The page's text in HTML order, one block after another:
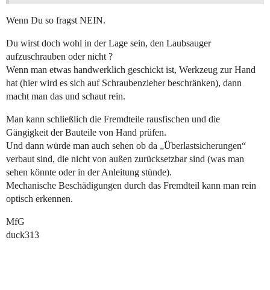
Wenn Du so fragst NEIN.
Du wirst doch wohl in der Lage sein, den Laubsauger
aufzuschrauben oder nicht ?
Wenn man etwas handwerklich geschickt ist, Werkzeug zur Hand
hat (hier wird es sich auf Schraubenzieher beschränken), dann
macht man das und schaut rein.
Man kann schließlich die Fremdteile rausfischen und die
Gängigkeit der Bauteile von Hand prüfen.
Und dann würde man auch sehen ob da „Überlastsicherungen“
verbaut sind, die nicht von außen zurücksetzbar sind (was man
sehen könnte oder in der Anleitung stünde).
Mechanische Beschädigungen durch das Fremdteil kann man rein
optisch erkennen.
MfG
duck313